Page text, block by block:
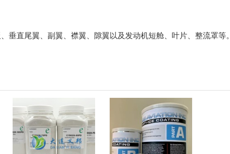
直尾翼、副翼、襟翼、隙翼以及发动机短舱、叶片、整流罩等。